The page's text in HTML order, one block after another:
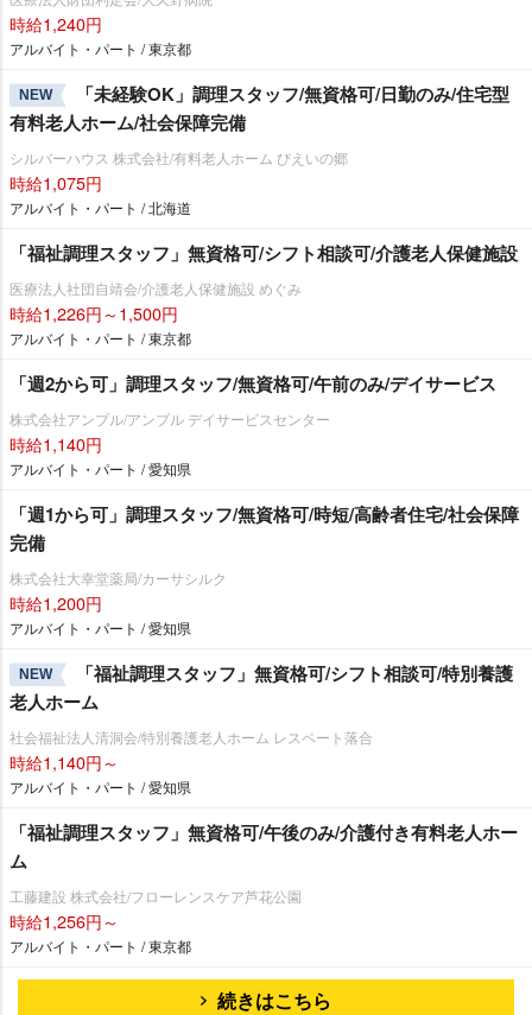
時給1,240円
アルバイト・パート / 東京都
NEW
「未経験OK」調理スタッフ/無資格可/日勤のみ/住宅型
有料老人ホーム/社会保障完備
シルバーハウス 株式会社/有料老人ホーム びえいの郷
時給1,075円
アルバイト・パート / 北海道
「福祉調理スタッフ」無資格可/シフト相談可/介護老人保健施設
医療法人社団自靖会/介護老人保健施設 めぐみ
時給1,226円～1,500円
アルバイト・パート / 東京都
「週2から可」調理スタッフ/無資格可/午前のみ/デイサービス
株式会社アンプル/アンプル デイサービスセンター
時給1,140円
アルバイト・パート / 愛知県
「週1から可」調理スタッフ/無資格可/時短/高齢者住宅/社会保障
完備
株式会社大幸堂薬局/カーサシルク
時給1,200円
アルバイト・パート / 愛知県
NEW
「福祉調理スタッフ」無資格可/シフト相談可/特別養護
老人ホーム
社会福祉法人清洞会/特別養護老人ホーム レスペート落合
時給1,140円～
アルバイト・パート / 愛知県
「福祉調理スタッフ」無資格可/午後のみ/介護付き有料老人ホー
ム
工藤建設 株式会社/フローレンスケア芦花公園
時給1,256円～
アルバイト・パート / 東京都
続きはこちら